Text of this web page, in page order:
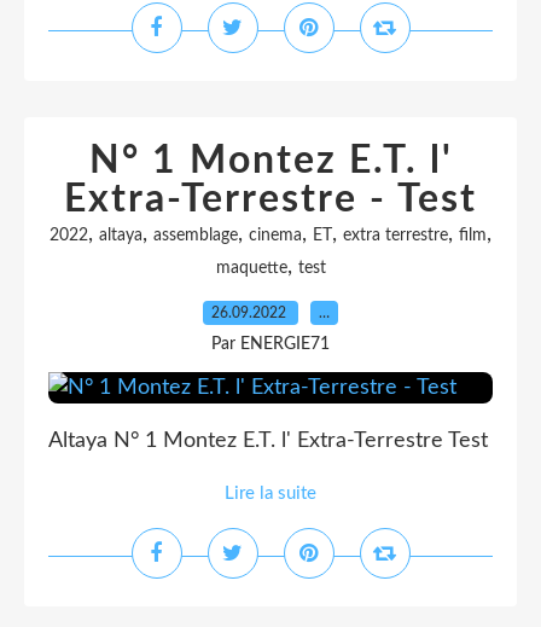
N° 1 Montez E.T. l'
Extra-Terrestre - Test
2022, altaya, assemblage, cinema, ET , extra terrestre, film,
maquette, test
26.09.2022 …
Par ENERGIE71
Altaya N° 1 Montez E.T. l' Extra-Terrestre Test
Lire la suite